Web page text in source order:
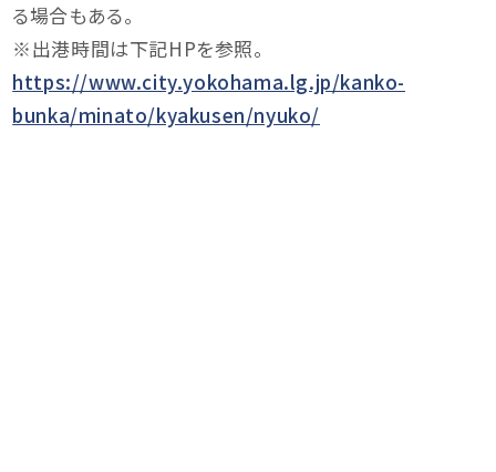
る場合もある。
※出港時間は下記HPを参照。
https://www.city.yokohama.lg.jp/kanko-
bunka/minato/kyakusen/nyuko/